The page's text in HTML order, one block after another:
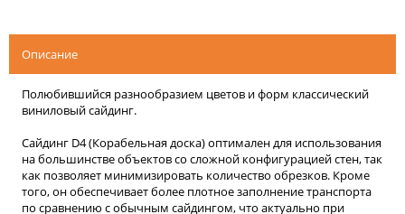
Описание
Полюбившийся разнообразием цветов и форм классический
виниловый сайдинг.
Сайдинг D4 (Корабельная доска) оптимален для использования
на большинстве объектов со сложной конфигурацией стен, так
как позволяет минимизировать количество обрезков. Кроме
того, он обеспечивает более плотное заполнение транспорта
по сравнению с обычным сайдингом, что актуально при